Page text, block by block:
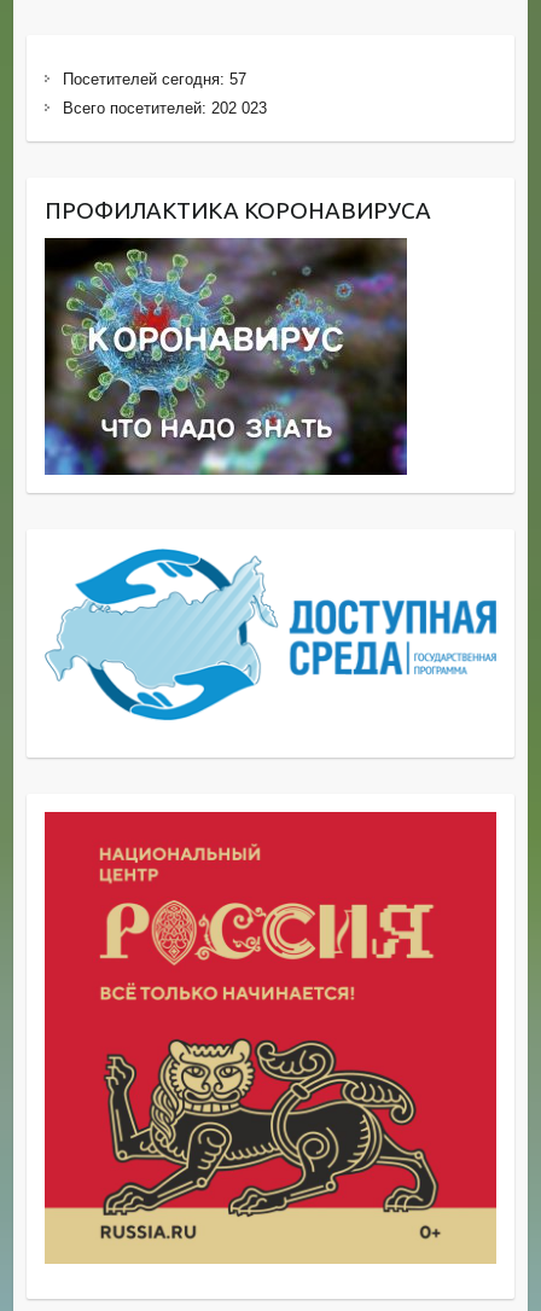
Посетителей сегодня: 57
Всего посетителей: 202 023
ПРОФИЛАКТИКА КОРОНАВИРУСА